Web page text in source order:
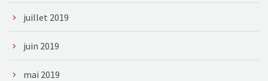
juillet 2019
juin 2019
mai 2019